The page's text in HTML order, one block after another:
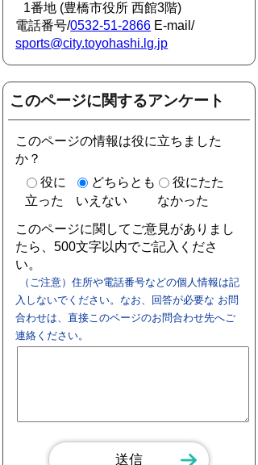
1番地 (豊橋市役所 西館3階)
電話番号/0532-51-2866 E-mail/
sports@city.toyohashi.lg.jp
このページに関するアンケート
このページの情報は役に立ちました
か？
役に
立った
どちらとも
いえない
役にたた
なかった
このページに関してご意見がありまし
たら、500文字以内でご記入くださ
い。
（ご注意）住所や電話番号などの個人情報は記
入しないでください。なお、回答が必要な お問
合わせは、直接このページのお問合わせ先へご
連絡ください。